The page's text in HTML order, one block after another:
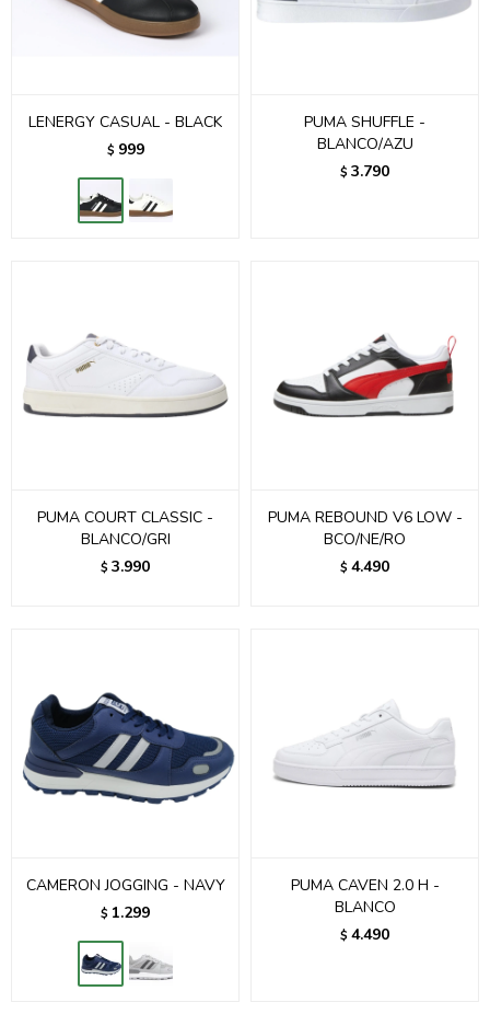
LENERGY CASUAL - BLACK
$ 999
PUMA SHUFFLE -
BLANCO/AZU
$ 3.790
PUMA COURT CLASSIC -
BLANCO/GRI
$ 3.990
PUMA REBOUND V6 LOW -
BCO/NE/RO
$ 4.490
CAMERON JOGGING - NAVY
$ 1.299
PUMA CAVEN 2.0 H -
BLANCO
$ 4.490